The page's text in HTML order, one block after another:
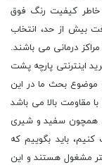
خاطر کیفیت رنگ فوق
بیش از حد، انتخاب
درمانی می باشند.
اینترنتی پارچه پشت
موضوع بحث ما در این
مقاومت بالا می باشد
همچون سفید و شیری
باید بگوییم که
مشغول هستند و این